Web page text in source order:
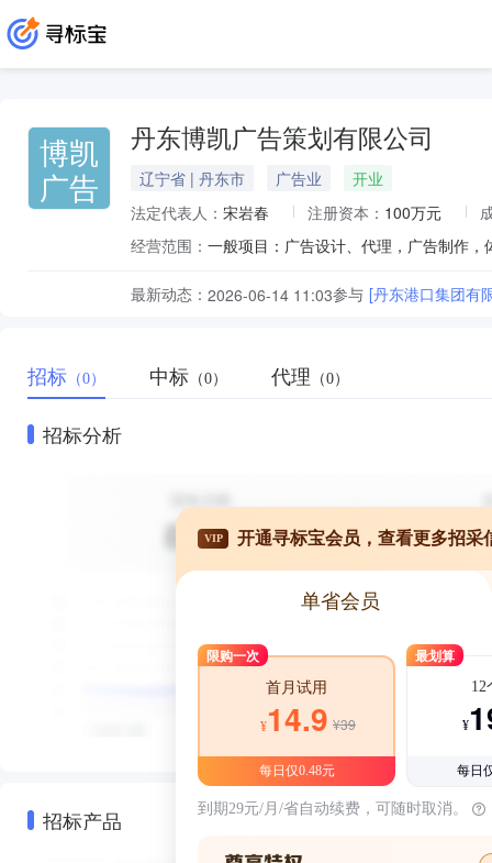
博凯
广告
丹东博凯广告策划有限公司
辽宁省 | 丹东市 广告业
开业
法定代表人： 宋岩春 注册资本： 100万元
经营范围：
最新动态： 2026-06-14 11:03参与 [丹东港口集团有
招标 （0） 中标 （0） 代理 （0）
招标分析
招标产品
VIP 开通寻标宝会员，查看更多招采
单省会员
限购一次
首月试用
¥14.9 ¥39
每日仅0.48元
最划算
12
¥
每日
到期29元/月/省自动续费，可随时取消。